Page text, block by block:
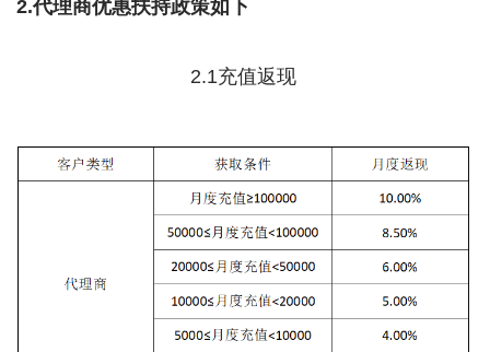
2.代理商优惠扶持政策如下
2.1充值返现